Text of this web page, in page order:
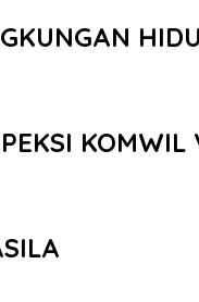
KOMWIL